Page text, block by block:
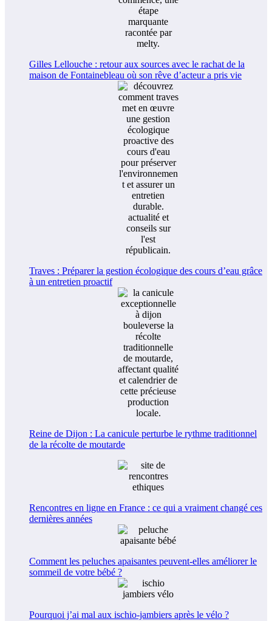
Gilles Lellouche : retour aux sources avec le rachat de la
maison de Fontainebleau où son rêve d’acteur a pris vie
Traves : Préparer la gestion écologique des cours d’eau grâce
à un entretien proactif
Reine de Dijon : La canicule perturbe le rythme traditionnel
de la récolte de moutarde
Rencontres en ligne en France : ce qui a vraiment changé ces
dernières années
Comment les peluches apaisantes peuvent-elles améliorer le
sommeil de votre bébé ?
Pourquoi j’ai mal aux ischio-jambiers après le vélo ?